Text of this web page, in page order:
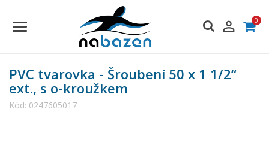
 0
PVC tvarovka - Šroubení 50 x 1 1/2“
ext., s o-kroužkem
Kód: 0247605017